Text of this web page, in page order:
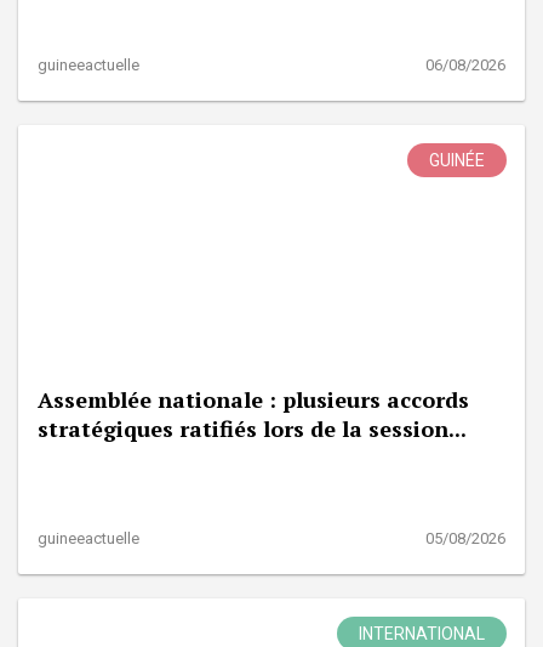
guineeactuelle 06/08/2026
GUINÉE
Assemblée nationale : plusieurs accords
stratégiques ratifiés lors de la session...
guineeactuelle 05/08/2026
INTERNATIONAL